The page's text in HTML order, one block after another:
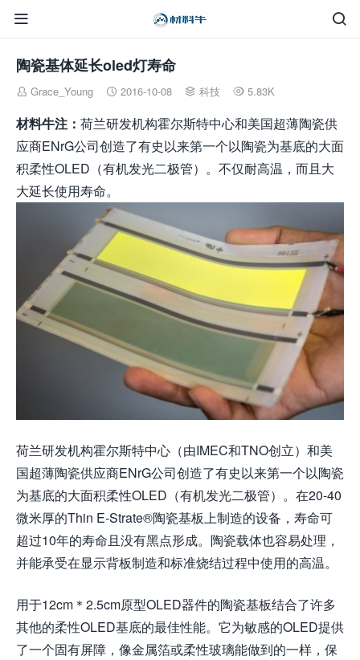


陶瓷基体延长oled灯寿命
 Grace_Young  2016-10-08  科技  5.83K
材料牛注： 荷兰研发机构霍尔斯特中心和美国超薄陶瓷供
应商ENrG公司创造了有史以来第一个以陶瓷为基底的大面
积柔性OLED（有机发光二极管）。不仅耐高温，而且大
大延长使用寿命。
荷兰研发机构霍尔斯特中心（由IMEC和TNO创立）和美
国超薄陶瓷供应商ENrG公司创造了有史以来第一个以陶瓷
为基底的大面积柔性OLED（有机发光二极管）。在20-40
微米厚的Thin E-Strate®陶瓷基板上制造的设备，寿命可
超过10年的寿命且没有黑点形成。陶瓷载体也容易处理，
并能承受在显示背板制造和标准烧结过程中使用的高温。
用于12cm＊2.5cm原型OLED器件的陶瓷基板结合了许多
其他的柔性OLED基底的最佳性能。它为敏感的OLED提供
了一个固有屏障，像金属箔或柔性玻璃能做到的一样，保